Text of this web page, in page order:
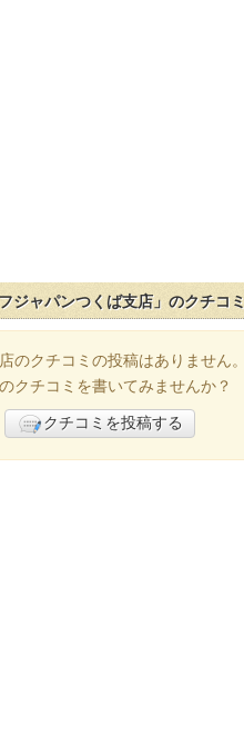
ジャパンつくば支店」のクチコミ
のクチコミの投稿はありません。
クチコミを書いてみませんか？
クチコミを投稿する